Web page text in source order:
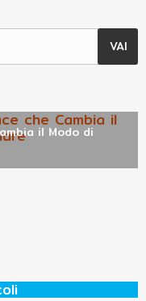
il Modo di
pizza, ovunque